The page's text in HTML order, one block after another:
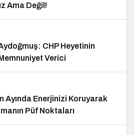
Ama Değil!
CHP Heyetinin
Verici
Ayında Enerjinizi Koruyarak
Püf Noktaları